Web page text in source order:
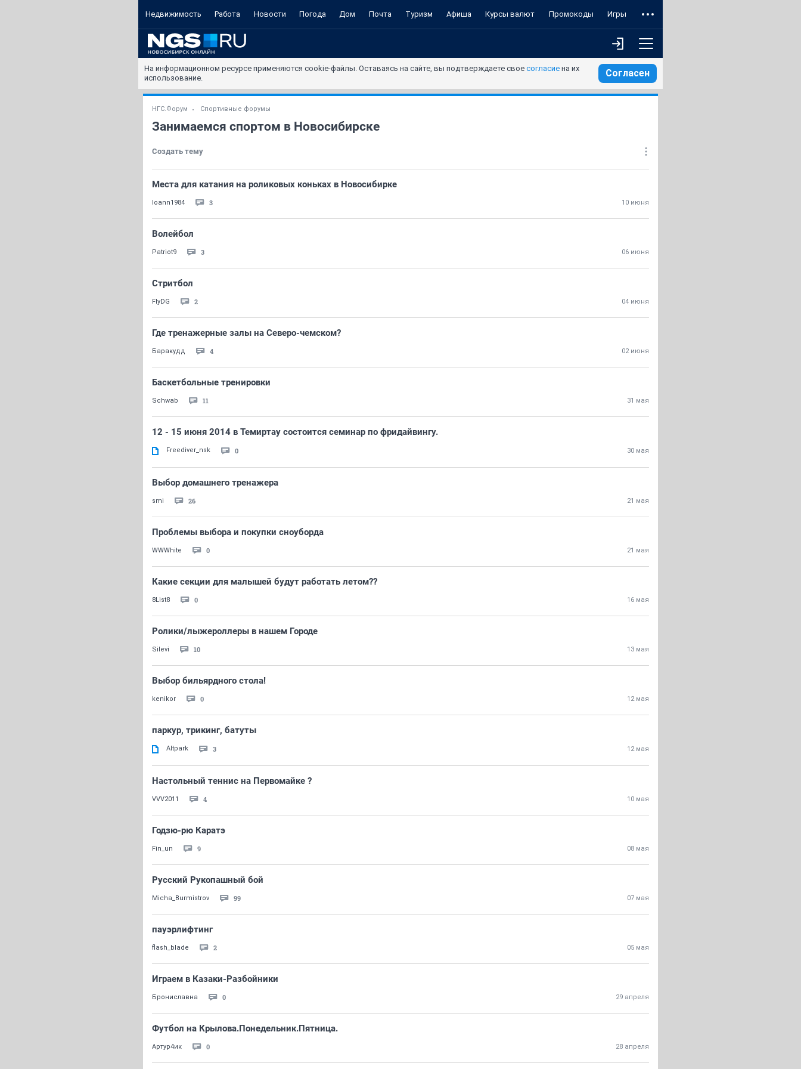
Недвижимость Работа Новости Погода Дом Почта Туризм Афиша Курсы валют Промокоды Игры
На информационном ресурсе применяются cookie-файлы. Оставаясь на сайте, вы подтверждаете свое согласие на их
использование.
Согласен
НГС.Форум Спортивные форумы
Занимаемся спортом в Новосибирске
Создать тему
Места для катания на роликовых коньках в Новосибирке
Ioann1984 3 10 июня
Волейбол
Patriot9 3 06 июня
Стритбол
FlyDG 2 04 июня
Где тренажерные залы на Северо-чемском?
Баракудд 4 02 июня
Баскетбольные тренировки
Schwab 11 31 мая
12 - 15 июня 2014 в Темиртау состоится семинар по фридайвингу.
Freediver_nsk 0 30 мая
Выбор домашнего тренажера
smi 26 21 мая
Проблемы выбора и покупки сноуборда
WWWhite 0 21 мая
Какие секции для малышей будут работать летом??
8List8 0 16 мая
Ролики/лыжероллеры в нашем Городе
Silevi 10 13 мая
Выбор бильярдного стола!
kenikor 0 12 мая
паркур, трикинг, батуты
Altpark 3 12 мая
Настольный теннис на Первомайке ?
VVV2011 4 10 мая
Годзю-рю Каратэ
Fin_un 9 08 мая
Русский Рукопашный бой
Micha_Burmistrov 99 07 мая
пауэрлифтинг
flash_blade 2 05 мая
Играем в Казаки-Разбойники
Брониславна 0 29 апреля
Футбол на Крылова.Понедельник.Пятница.
Артур4ик 0 28 апреля